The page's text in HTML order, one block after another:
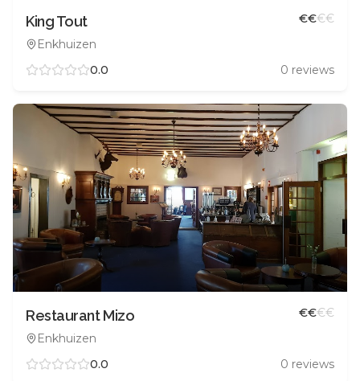
King Tout
Enkhuizen
€€€€
0.0 0 reviews
Restaurant Mizo
Enkhuizen
€€€€
0.0 0 reviews